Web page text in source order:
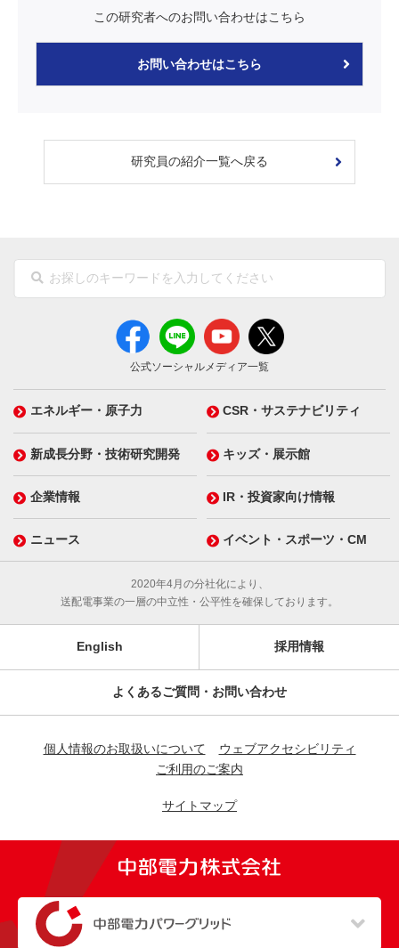
この研究者へのお問い合わせはこちら
お問い合わせはこちら
研究員の紹介一覧へ戻る
公式ソーシャルメディア一覧
エネルギー・原子力 CSR・サステナビリティ
新成長分野・技術研究開発 キッズ・展示館
企業情報 IR・投資家向け情報
ニュース イベント・スポーツ・CM
2020年4月の分社化により、
送配電事業の一層の中立性・公平性を確保しております。
English 採用情報
よくあるご質問・お問い合わせ
個人情報のお取扱いについて
ウェブアクセシビリティ
ご利用のご案内
サイトマップ
（新しいウィンドウを開きます）